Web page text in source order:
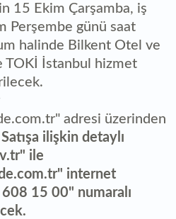
15 Ekim Çarşamba, iş
Perşembe günü saat
halinde Bilkent Otel ve
TOKİ İstanbul hizmet
adresi üzerinden
Satışa ilişkin detaylı
ile
internet
15 00" numaralı